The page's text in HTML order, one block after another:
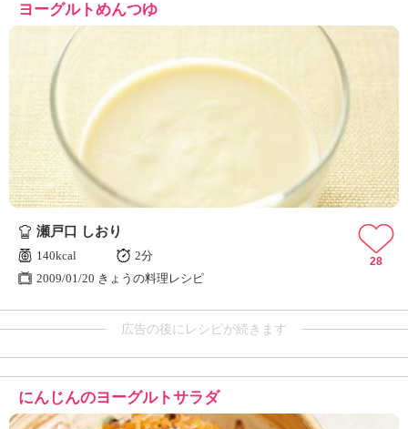
ヨーグルトめんつゆ
瀬戸口 しおり
140kcal
2分
2009/01/20 きょうの料理レシピ
28
広告の後にレシピが続きます
にんじんのヨーグルトサラダ